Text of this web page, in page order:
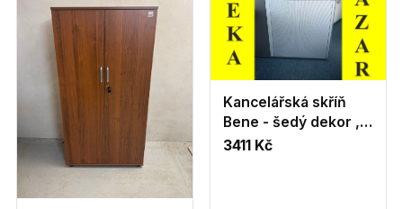
Kancelářská skříň
Bene - šedý dekor ,
roletové dveře
3411 Kč